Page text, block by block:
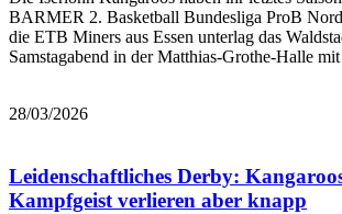
BARMER 2. Basketball Bundesliga ProB
die ETB Miners aus Essen unterlag das
Samstagabend in der Matthias-Grothe-Halle
28/03/2026
Leidenschaftliches Derby:
Kampfgeist verlieren aber knapp